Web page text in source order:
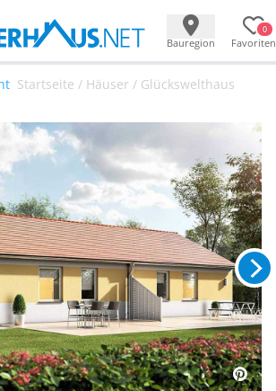
Bauregion
0
Favoriten
Startseite / Häuser / Glückswelthaus